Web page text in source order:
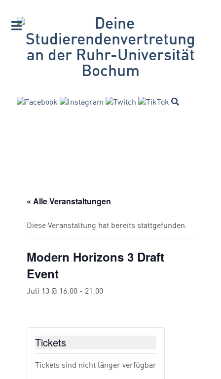
« Alle Veranstaltungen
Diese Veranstaltung hat bereits stattgefunden.
Modern Horizons 3 Draft
Event
Juli 13 @ 16:00 - 21:00
Tickets
Tickets sind nicht länger verfügbar